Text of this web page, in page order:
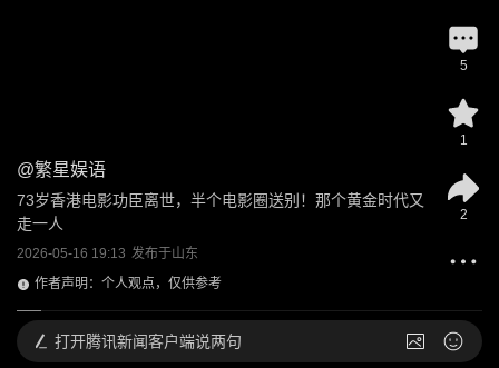
@繁星娱语
73岁香港电影功臣离世，半个电影圈送别！那个黄金时代又
走一人
2026-05-16 19:13 发布于山东
作者声明：个人观点，仅供参考
5
1
2
打开腾讯新闻客户端说两句